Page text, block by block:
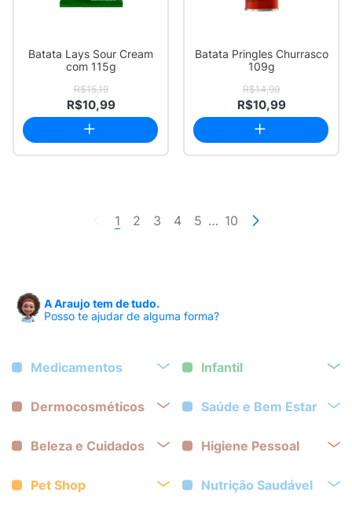
Batata Lays Sour Cream
com 115g
R$15,19
R$10,99
Batata Pringles Churrasco
109g
R$14,99
R$10,99
1 2 3 4 5 … 10
A Araujo tem de tudo.
Posso te ajudar de alguma forma?
Medicamentos Infantil
Dermocosméticos Saúde e Bem Estar
Beleza e Cuidados Higiene Pessoal
Pet Shop Nutrição Saudável